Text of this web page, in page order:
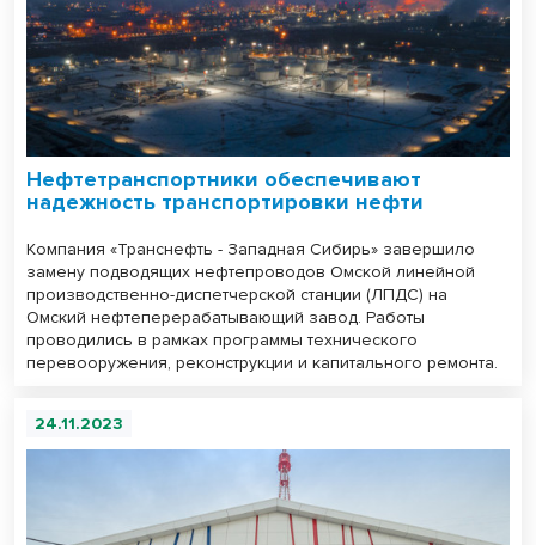
Нефтетранспортники обеспечивают
надежность транспортировки нефти
Компания «Транснефть - Западная Сибирь» завершило
замену подводящих нефтепроводов Омской линейной
производственно-диспетчерской станции (ЛПДС) на
Омский нефтеперерабатывающий завод. Работы
проводились в рамках программы технического
перевооружения, реконструкции и капитального ремонта.
24.11.2023